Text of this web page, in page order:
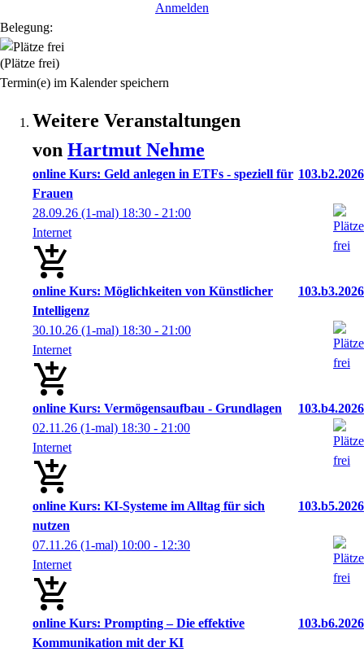
Anmelden
Belegung:
(Plätze frei)
Termin(e) im Kalender speichern
Weitere Veranstaltungen
von Hartmut Nehme
online Kurs: Geld anlegen in ETFs - speziell für
Frauen
103.b2.2026
28.09.26 (1-mal) 18:30 - 21:00
Internet
online Kurs: Möglichkeiten von Künstlicher
Intelligenz
103.b3.2026
30.10.26 (1-mal) 18:30 - 21:00
Internet
online Kurs: Vermögensaufbau - Grundlagen
103.b4.2026
02.11.26 (1-mal) 18:30 - 21:00
Internet
online Kurs: KI-Systeme im Alltag für sich
nutzen
103.b5.2026
07.11.26 (1-mal) 10:00 - 12:30
Internet
online Kurs: Prompting – Die effektive
Kommunikation mit der KI
103.b6.2026